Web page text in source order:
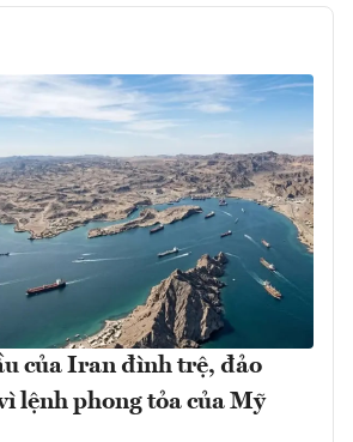
của Iran đình trệ, đảo
lệnh phong tỏa của Mỹ